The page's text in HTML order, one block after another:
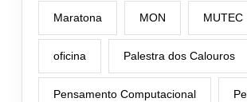
Maratona MON MUTEC
oficina Palestra dos Calouros
Pensamento Computacional